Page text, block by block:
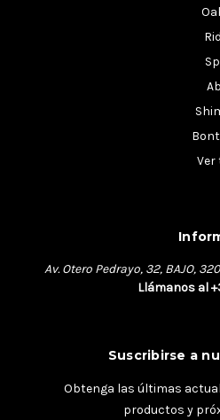
Ver
Av. Otero Pedrayo, 32, BAJO,
Llámanos al
Suscribirse a
Obtenga las últimas
productos y